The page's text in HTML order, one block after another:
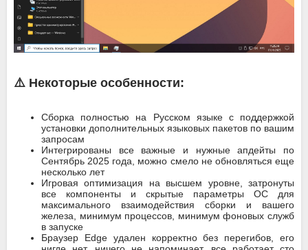
⚠️ Некоторые особенности:
Сборка полностью на Русском языке с поддержкой
установки дополнительных языковых пакетов по вашим
запросам
Интегрированы все важные и нужные апдейты по
Сентябрь 2025 года, можно смело не обновляться еще
несколько лет
Игровая оптимизация на высшем уровне, затронуты
все компоненты и скрытые параметры ОС для
максимального взаимодействия сборки и вашего
железа, минимум процессов, минимум фоновых служб
в запуске
Браузер Edge удален корректно без перегибов, его